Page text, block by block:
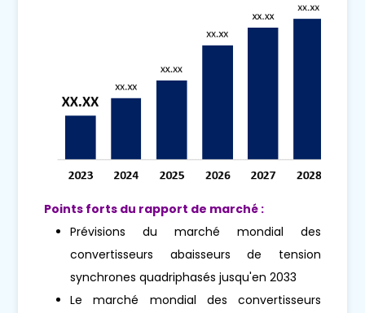
Points forts du rapport de marché :
Prévisions du marché mondial des
convertisseurs abaisseurs de tension
synchrones quadriphasés jusqu'en 2033
Le marché mondial des convertisseurs